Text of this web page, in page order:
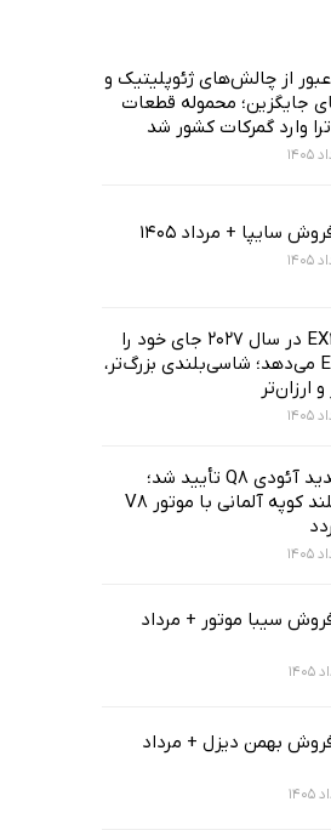
از چالش‌های ژئوپلیتیک و
جایگزین؛ محموله قطعات
وارد گمرکات کشور شد
سایپا + مرداد 1405
ولوو EX40 در سال ۲۰۲۷ جای خود را
به EX50 می‌دهد؛ شاسی‌بلندی بزرگ‌تر،
ارزان‌تر
نسل جدید آئودی Q8 تأیید شد؛
شاسی‌بلند کوپه آلمانی با موتور V8
سیبا موتور + مرداد
بهمن دیزل + مرداد